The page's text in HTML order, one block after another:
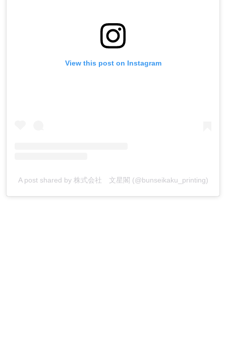
View this post on Instagram
A post shared by 株式会社 文星閣 (@bunseikaku_printing)